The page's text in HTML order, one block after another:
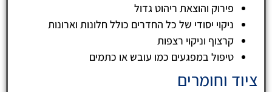
פירוק והוצאת ריהוט גדול
ניקוי יסודי של כל החדרים כולל חלונות וארונות
קרצוף וניקוי רצפות
טיפול במפגעים כמו עובש או כתמים
ציוד וחומרים